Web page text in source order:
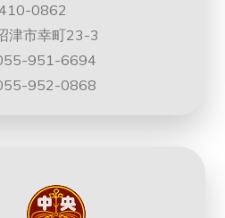
0862
津市幸町23-3
951-6694
952-0868